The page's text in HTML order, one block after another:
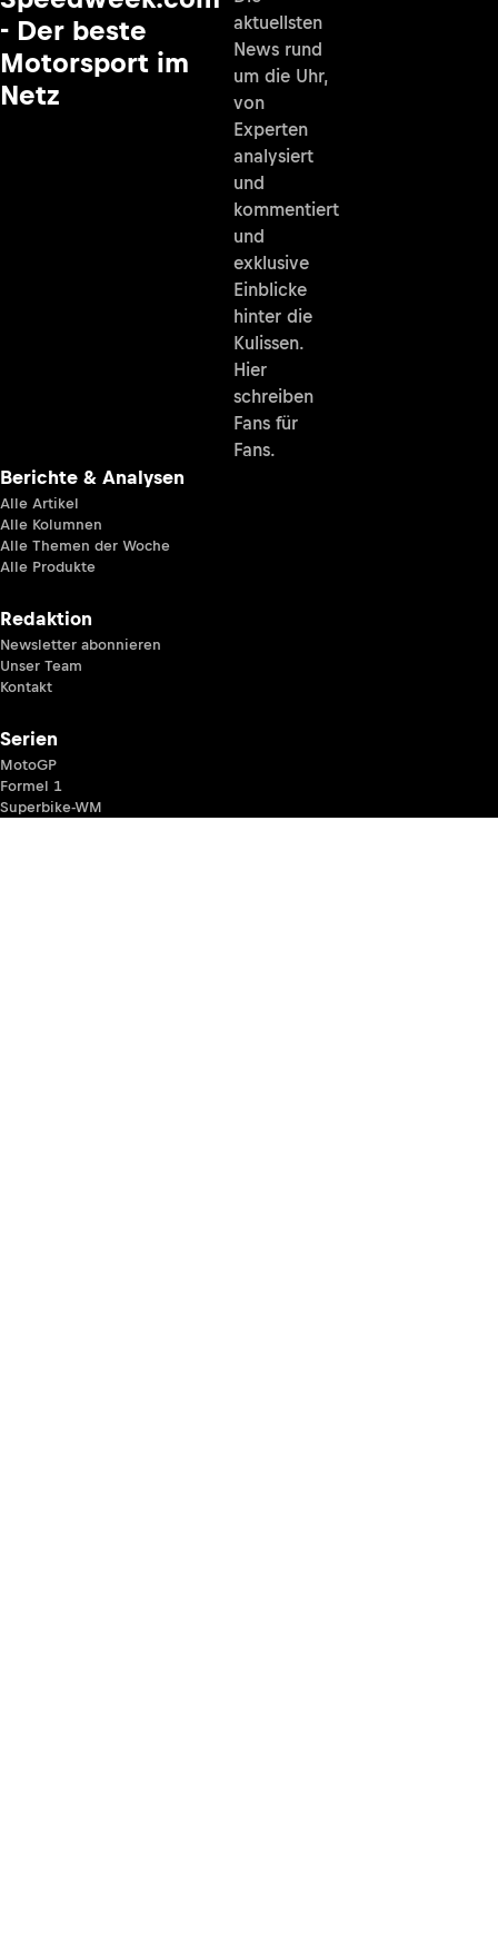
- Der beste
Motorsport im
Netz
aktuellsten
News rund
um die Uhr,
von
Experten
analysiert
und
kommentiert
und
exklusive
Einblicke
hinter die
Kulissen.
Hier
schreiben
Fans für
Fans.
Berichte & Analysen
Alle Artikel
Alle Kolumnen
Alle Themen der Woche
Alle Produkte
Redaktion
Newsletter abonnieren
Unser Team
Kontakt
Serien
MotoGP
Formel 1
Superbike-WM